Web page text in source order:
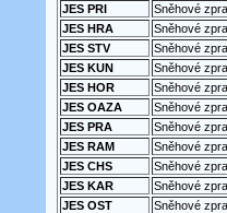
JES PRI
Sněhové
JES HRA
Sněhové
JES STV
Sněhové
JES KUN
Sněhové
JES HOR
Sněhové
JES OAZA
Sněhové
JES PRA
Sněhové
JES RAM
Sněhové
JES CHS
Sněhové
JES KAR
Sněhové
JES OST
Sněhové